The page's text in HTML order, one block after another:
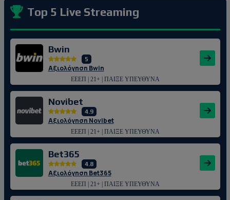
Top 5 Live Streaming
Bwin
5
Αξιολόγηση Bwin
ΕΕΕΠ | 21+ | ΠΑΙΞΕ ΥΠΕΥΘΥΝΑ
Novibet
4.9
Αξιολόγηση Novibet
ΕΕΕΠ | 21+ | ΠΑΙΞΕ ΥΠΕΥΘΥΝΑ
Bet365
4.8
Αξιολόγηση Bet365
ΕΕΕΠ | 21+ | ΠΑΙΞΕ ΥΠΕΥΘΥΝΑ